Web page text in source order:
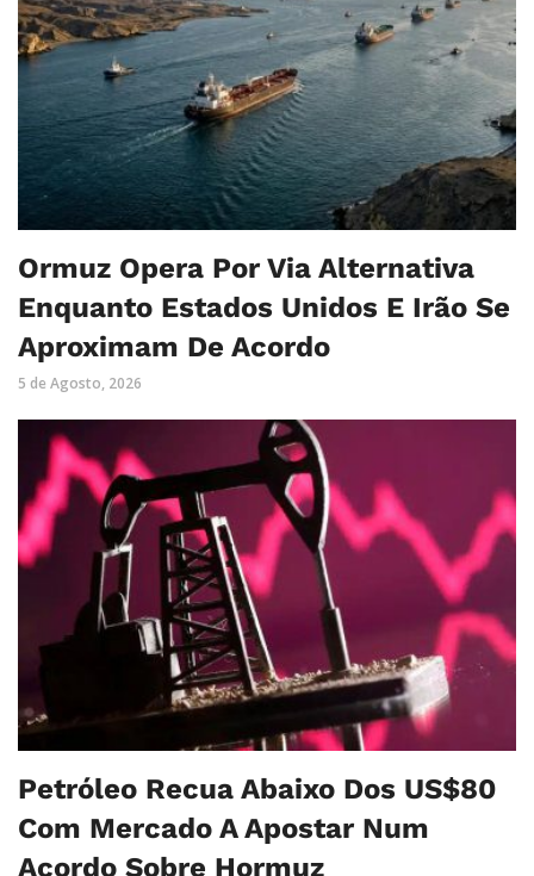
Ormuz Opera Por Via Alternativa
Enquanto Estados Unidos E Irão Se
Aproximam De Acordo
5 de Agosto, 2026
Petróleo Recua Abaixo Dos US$80
Com Mercado A Apostar Num
Acordo Sobre Hormuz